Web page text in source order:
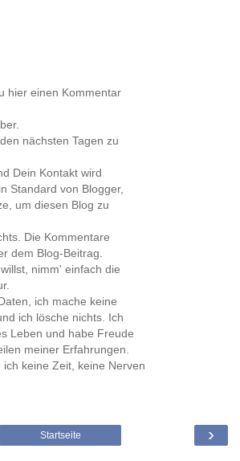
hier einen Kommentar
nächsten Tagen zu
Dein Kontakt wird
Standard von Blogger,
um diesen Blog zu
Die Kommentare
dem Blog-Beitrag.
nimm' einfach die
ich mache keine
ich lösche nichts. Ich
Leben und habe Freude
meiner Erfahrungen.
keine Zeit, keine Nerven
›
Startseite